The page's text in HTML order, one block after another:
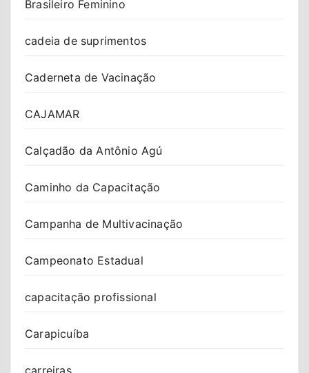
Brasileiro Feminino
cadeia de suprimentos
Caderneta de Vacinação
CAJAMAR
Calçadão da Antônio Agú
Caminho da Capacitação
Campanha de Multivacinação
Campeonato Estadual
capacitação profissional
Carapicuíba
carreiras